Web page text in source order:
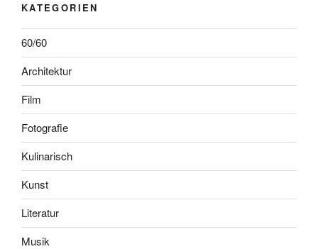
KATEGORIEN
60/60
Architektur
Film
Fotografie
Kulinarisch
Kunst
Literatur
Musik